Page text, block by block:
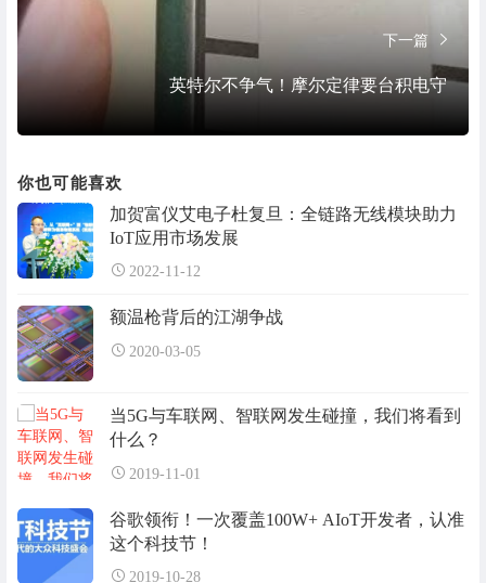
下一篇
英特尔不争气！摩尔定律要台积电守
你也可能喜欢
加贺富仪艾电子杜复旦：全链路无线模块助力
IoT应用市场发展
2022-11-12
额温枪背后的江湖争战
2020-03-05
当5G与车联网、智联网发生碰撞，我们将看到
什么？
2019-11-01
谷歌领衔！一次覆盖100W+ AIoT开发者，认准
这个科技节！
2019-10-28